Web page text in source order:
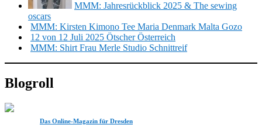
MMM: Jahresrückblick 2025 & The sewing
oscars
MMM: Kirsten Kimono Tee Maria Denmark Malta Gozo
12 von 12 Juli 2025 Ötscher Österreich
MMM: Shirt Frau Merle Studio Schnittreif
Blogroll
Das Online-Magazin für Dresden